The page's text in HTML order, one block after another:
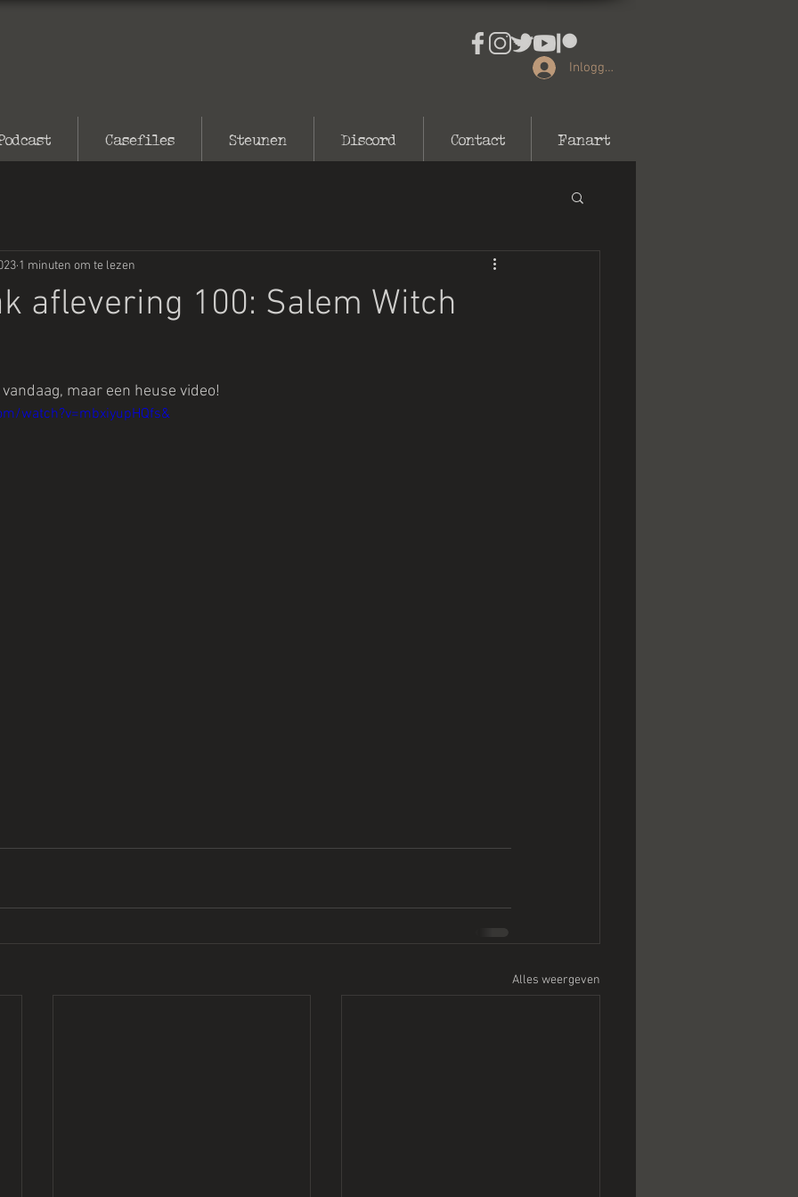
Inloggen
Casefiles Steunen Discord Contact Fanart
aflevering 100: Salem Witch
1 minuten om te lezen
maar een heuse video!
watch?v=mbxiyupHQfs&
Alles weergeven